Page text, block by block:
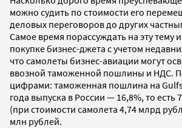
можно судить по стоимости его
деловых переговоров до других
Самое время порассуждать на эту тему
покупке бизнес-джета с учетом
что самолеты бизнес-авиации могут
ввозной таможенной пошлины и НДС.
цифрами: таможенная пошлина на
года выпуска в России — 16,8%, то есть
(при стоимости самолета 4,74 млрд
млн рублей.